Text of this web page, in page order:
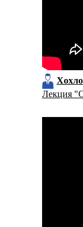
Лекция